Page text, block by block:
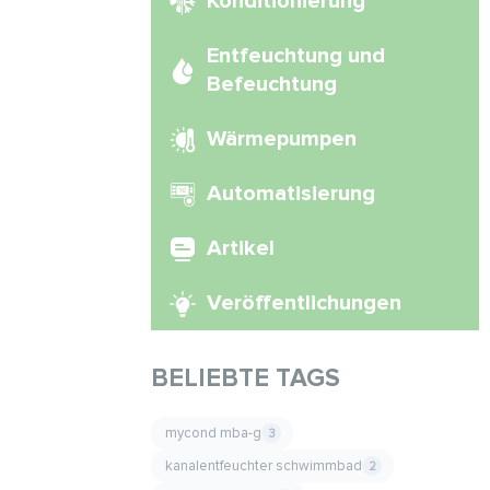
Entfeuchtung und
Befeuchtung
Wärmepumpen
Automatisierung
Artikel
Veröffentlichungen
BELIEBTE TAGS
mycond mba-g 3
kanalentfeuchter schwimmbad 2